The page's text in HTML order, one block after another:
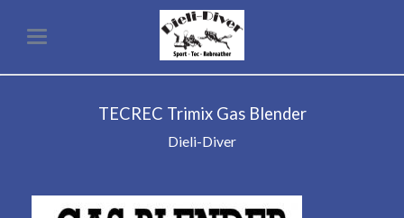
TECREC Trimix Gas Blender
Dieli-Diver